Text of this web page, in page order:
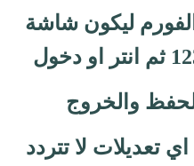
ليكون شاشة
والخروج
تعديلات لا تتردد